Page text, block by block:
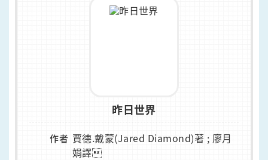
昨日世界
作者 賈德.戴蒙(Jared Diamond)著 ; 廖月
娟譯